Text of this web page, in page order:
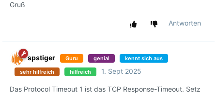
Gruß
Antworten
spstiger Guru genial kennt sich aus
sehr hilfreich hilfreich 1. Sept 2025
Das Protocol Timeout 1 ist das TCP Response-Timeout. Setz